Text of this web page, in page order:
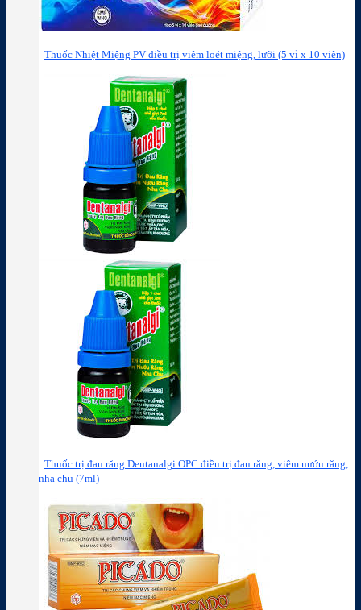
Thuốc Nhiệt Miệng PV điều trị viêm loét miệng, lưỡi (5 vỉ x 10 viên)
Thuốc trị đau răng Dentanalgi OPC điều trị đau răng, viêm nướu răng,
nha chu (7ml)